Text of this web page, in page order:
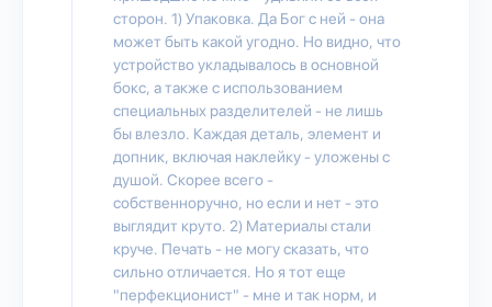
сторон. 1) Упаковка. Да Бог с ней - она
может быть какой угодно. Но видно, что
устройство укладывалось в основной
бокс, а также с использованием
специальных разделителей - не лишь
бы влезло. Каждая деталь, элемент и
допник, включая наклейку - уложены с
душой. Скорее всего -
собственноручно, но если и нет - это
выглядит круто. 2) Материалы стали
круче. Печать - не могу сказать, что
сильно отличается. Но я тот еще
"перфекционист" - мне и так норм, и